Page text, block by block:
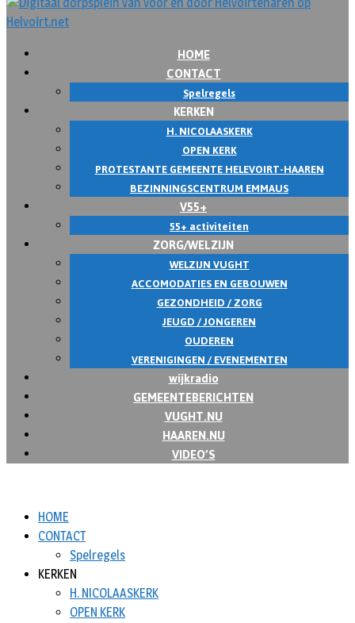
HOME
CONTACT
Spelregels
KERKEN
H. NICOLAASKERK
OPEN KERK
PROTESTANTE GEMEENTE HELEVOIRT-HAAREN
BEZINNINGSCENTRUM EMMAUS
V55+
55+ activiteiten
ZORG/WELZIJN
WELZIJN VUGHT
ACCOMODATIES EN GEBOUWEN
GEZONDHEID / ZORG
JEUGD / JONGEREN
OUDEREN
VERENIGINGEN / EVENEMENTEN
wijkradio
GEMEENTEBERICHTEN
VUGHT.NU
HAAREN.NU
VIDEO’S
HOME
CONTACT
Spelregels
KERKEN
H. NICOLAASKERK
OPEN KERK